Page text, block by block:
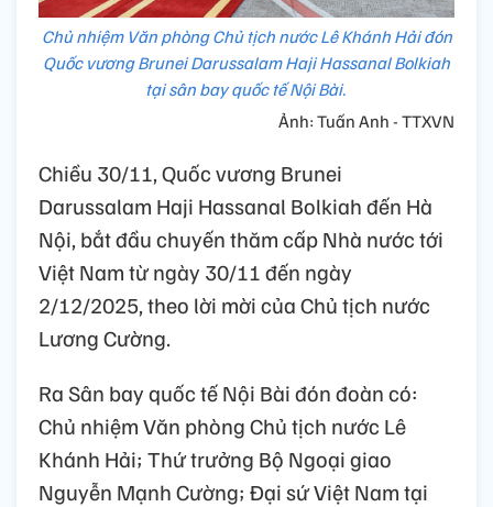
Chủ nhiệm Văn phòng Chủ tịch nước Lê Khánh Hải đón
Quốc vương Brunei Darussalam Haji Hassanal Bolkiah
tại sân bay quốc tế Nội Bài.
Ảnh: Tuấn Anh - TTXVN
Chiều 30/11, Quốc vương Brunei
Darussalam Haji Hassanal Bolkiah đến Hà
Nội, bắt đầu chuyến thăm cấp Nhà nước tới
Việt Nam từ ngày 30/11 đến ngày
2/12/2025, theo lời mời của Chủ tịch nước
Lương Cường.
Ra Sân bay quốc tế Nội Bài đón đoàn có:
Chủ nhiệm Văn phòng Chủ tịch nước Lê
Khánh Hải; Thứ trưởng Bộ Ngoại giao
Nguyễn Mạnh Cường; Đại sứ Việt Nam tại